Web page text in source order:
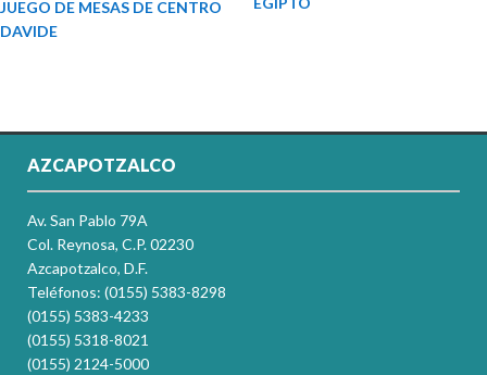
JUEGO DE MESAS DE CENTRO
DAVIDE
AZCAPOTZALCO
Av. San Pablo 79A
Col. Reynosa, C.P. 02230
Azcapotzalco, D.F.
Teléfonos: (0155) 5383-8298
(0155) 5383-4233
(0155) 5318-8021
(0155) 2124-5000